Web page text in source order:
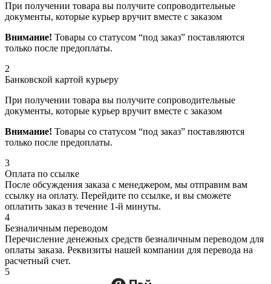
При получении товара вы получите сопроводительные
документы, которые курьер вручит вместе с заказом
Внимание! Товары со статусом “под заказ” поставляются
только после предоплаты.
2
Банковской картой курьеру
При получении товара вы получите сопроводительные
документы, которые курьер вручит вместе с заказом
Внимание! Товары со статусом “под заказ” поставляются
только после предоплаты.
3
Оплата по ссылке
После обсуждения заказа с менеджером, мы отправим вам
ссылку на оплату. Перейдите по ссылке, и вы сможете
оплатить заказ в течение 1-й минуты.
4
Безналичным переводом
Перечисление денежных средств безналичным переводом для
оплаты заказа. Реквизиты нашей компании для перевода на
расчетный счет.
5